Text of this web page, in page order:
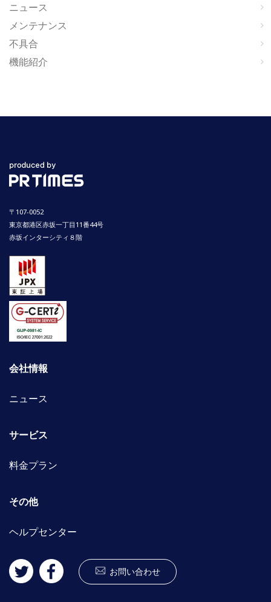
ニュース
メンテナンス
不具合
機能紹介
〒107-0052
東京都港区赤坂一丁目11番44号
赤坂インターシティ８階
会社情報
ニュース
サービス
料金プラン
その他
ヘルプセンター
お問い合わせ